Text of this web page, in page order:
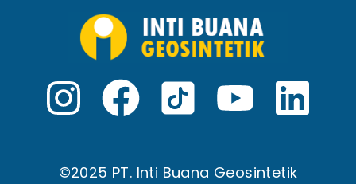
©2025 PT. Inti Buana Geosintetik